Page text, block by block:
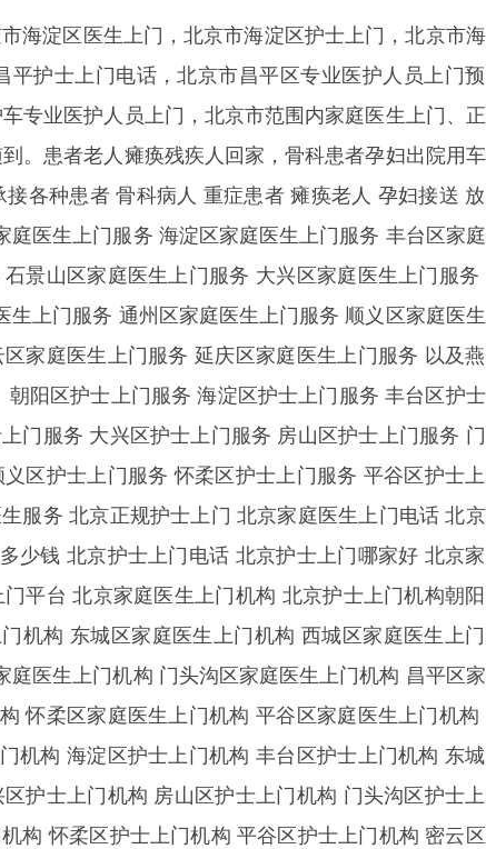
海淀区医生上门，北京市海淀区护士上门，北京市
护士上门电话，北京市昌平区专业医护人员上门
专业医护人员上门，北京市范围内家庭医生上门、
。患者老人瘫痪残疾人回家，骨科患者孕妇出院用
各种患者 骨科病人 重症患者 瘫痪老人 孕妇接送
医生上门服务 海淀区家庭医生上门服务 丰台区家
景山区家庭医生上门服务 大兴区家庭医生上门服务
上门服务 通州区家庭医生上门服务 顺义区家庭医
家庭医生上门服务 延庆区家庭医生上门服务 以及
阳区护士上门服务 海淀区护士上门服务 丰台区护
门服务 大兴区护士上门服务 房山区护士上门服务
区护士上门服务 怀柔区护士上门服务 平谷区护士
服务 北京正规护士上门 北京家庭医生上门电话 北
少钱 北京护士上门电话 北京护士上门哪家好 北京
平台 北京家庭医生上门机构 北京护士上门机构朝
机构 东城区家庭医生上门机构 西城区家庭医生上
医生上门机构 门头沟区家庭医生上门机构 昌平区
怀柔区家庭医生上门机构 平谷区家庭医生上门机构
机构 海淀区护士上门机构 丰台区护士上门机构 东
护士上门机构 房山区护士上门机构 门头沟区护士
构 怀柔区护士上门机构 平谷区护士上门机构 密云